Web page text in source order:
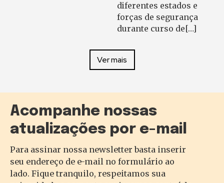
diferentes estados e
forças de segurança
durante curso de[…]
Ver mais
Acompanhe nossas
atualizações por e-mail
Para assinar nossa newsletter basta inserir
seu endereço de e-mail no formulário ao
lado. Fique tranquilo, respeitamos sua